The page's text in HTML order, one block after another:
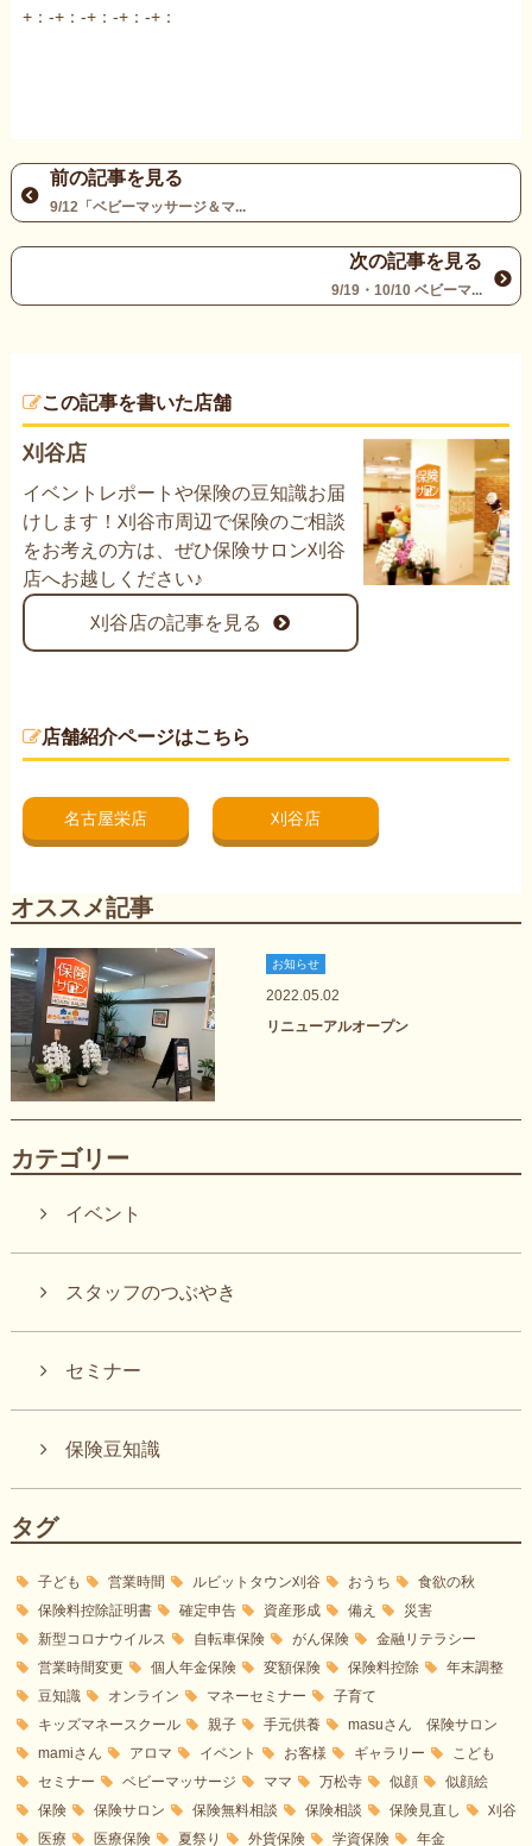
+：-+：-+：-+：-+：
前の記事を見る
9/12「ベビーマッサージ＆マ...
次の記事を見る
9/19・10/10 ベビーマ...
この記事を書いた店舗
刈谷店
イベントレポートや保険の豆知識お届
けします！刈谷市周辺で保険のご相談
をお考えの方は、ぜひ保険サロン刈谷
店へお越しください♪
刈谷店の記事を見る
店舗紹介ページはこちら
名古屋栄店 刈谷店
オススメ記事
お知らせ
2022.05.02
リニューアルオープン
カテゴリー
イベント
スタッフのつぶやき
セミナー
保険豆知識
タグ
子ども 営業時間 ルビットタウン刈谷 おうち
食欲の秋
保険料控除証明書
確定申告 資産形成 備え
災害
新型コロナウイルス
自転車保険 がん保険
金融リテラシー
営業時間変更
個人年金保険 変額保険 保険料控除
年末調整
豆知識
オンライン マネーセミナー
子育て
キッズマネースクール
親子 手元供養
masuさん 保険サロン
mamiさん
アロマ イベント お客様 ギャラリー
こども
セミナー
ベビーマッサージ ママ 万松寺 似顔
似顔絵
保険
保険サロン 保険無料相談 保険相談 保険見直し
刈谷
医療
医療保険 夏祭り 外貨保険 学資保険
年金